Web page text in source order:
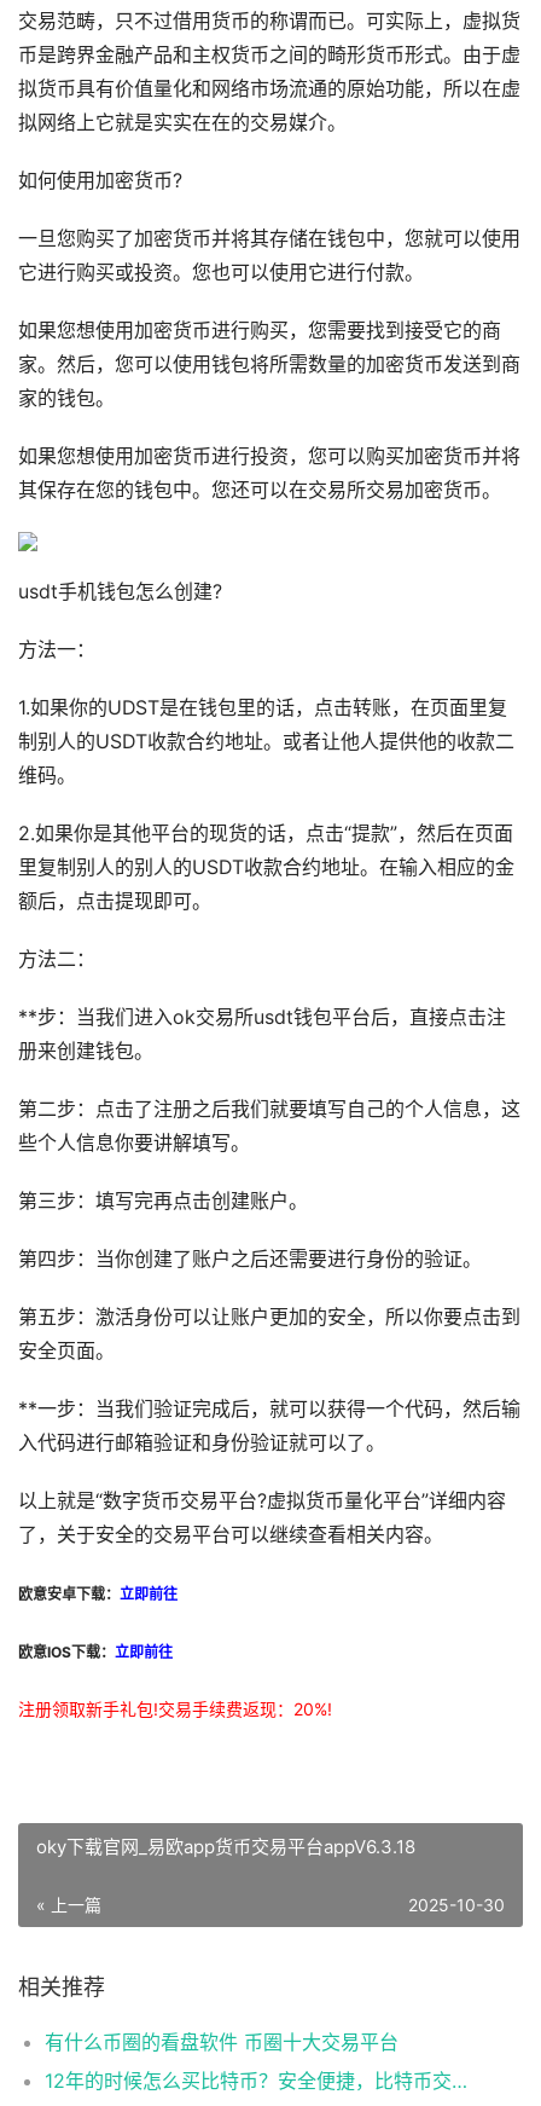
交易范畴，只不过借用货币的称谓而已。可实际上，虚拟货
币是跨界金融产品和主权货币之间的畸形货币形式。由于虚
拟货币具有价值量化和网络市场流通的原始功能，所以在虚
拟网络上它就是实实在在的交易媒介。
如何使用加密货币?
一旦您购买了加密货币并将其存储在钱包中，您就可以使用
它进行购买或投资。您也可以使用它进行付款。
如果您想使用加密货币进行购买，您需要找到接受它的商
家。然后，您可以使用钱包将所需数量的加密货币发送到商
家的钱包。
如果您想使用加密货币进行投资，您可以购买加密货币并将
其保存在您的钱包中。您还可以在交易所交易加密货币。
usdt手机钱包怎么创建?
方法一：
1.如果你的UDST是在钱包里的话，点击转账，在页面里复
制别人的USDT收款合约地址。或者让他人提供他的收款二
维码。
2.如果你是其他平台的现货的话，点击“提款”，然后在页面
里复制别人的别人的USDT收款合约地址。在输入相应的金
额后，点击提现即可。
方法二：
**步：当我们进入ok交易所usdt钱包平台后，直接点击注
册来创建钱包。
第二步：点击了注册之后我们就要填写自己的个人信息，这
些个人信息你要讲解填写。
第三步：填写完再点击创建账户。
第四步：当你创建了账户之后还需要进行身份的验证。
第五步：激活身份可以让账户更加的安全，所以你要点击到
安全页面。
**一步：当我们验证完成后，就可以获得一个代码，然后输
入代码进行邮箱验证和身份验证就可以了。
以上就是“数字货币交易平台?虚拟货币量化平台”详细内容
了，关于安全的交易平台可以继续查看相关内容。
欧意安卓下载： 立即前往
欧意IOS下载： 立即前往
注册领取新手礼包!交易手续费返现：20%!
oky下载官网_易欧app货币交易平台appV6.3.18
« 上一篇 2025-10-30
相关推荐
有什么币圈的看盘软件 币圈十大交易平台
12年的时候怎么买比特币？安全便捷，比特币交易首选